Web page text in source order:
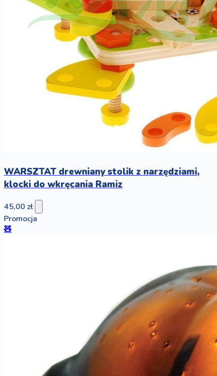
WARSZTAT drewniany stolik z narzędziami,
klocki do wkręcania Ramiz
45,00 zł
Promocja
🧸